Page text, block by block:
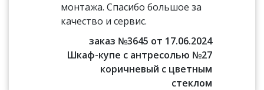
монтажа. Спасибо большое за
качество и сервис.
заказ №3645 от 17.06.2024
Шкаф-купе с антресолью №27
коричневый с цветным
стеклом